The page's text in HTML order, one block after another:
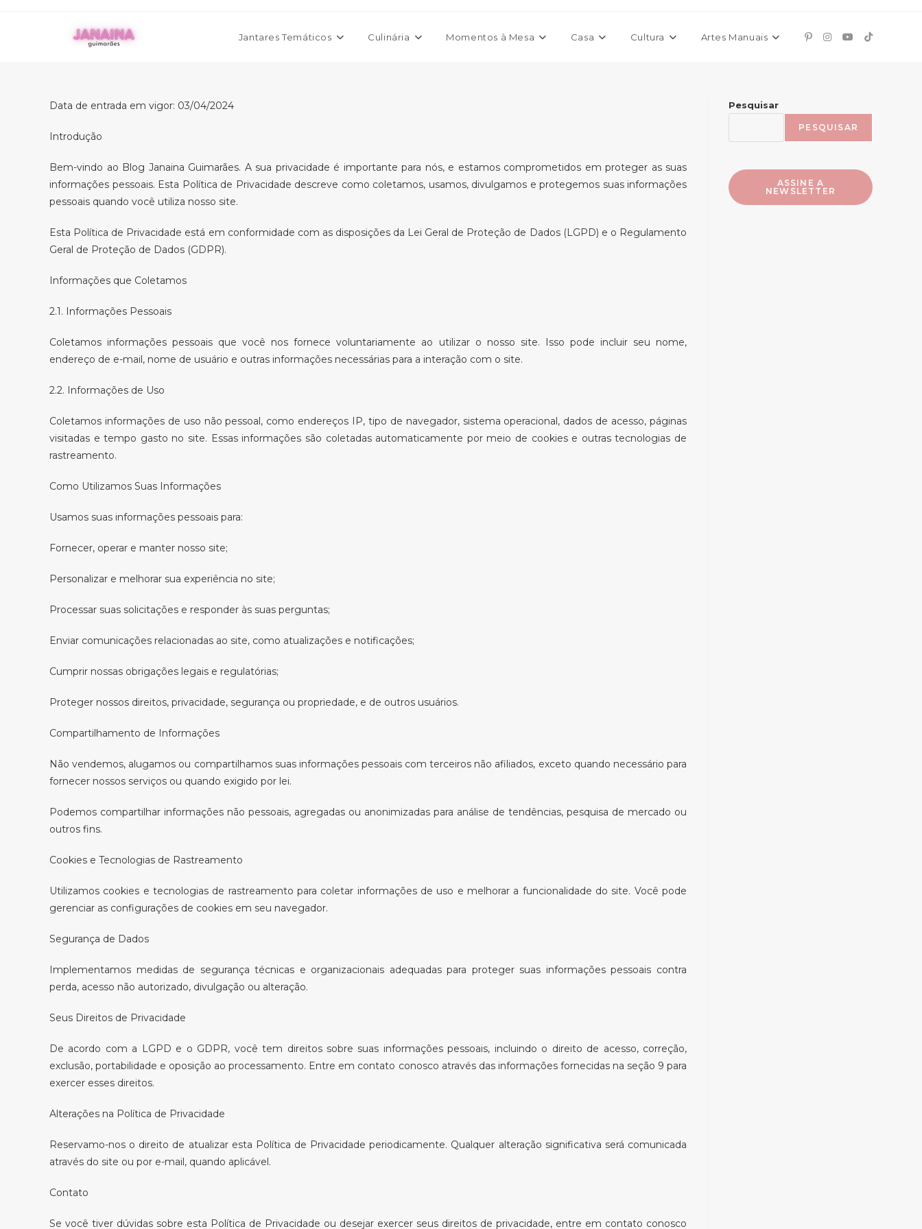
Jantares Temáticos Culinária Momentos à Mesa Casa Cultura Artes Manuais
Data de entrada em vigor: 03/04/2024
Introdução
Bem-vindo ao Blog Janaina Guimarães. A sua privacidade é importante para nós, e estamos comprometidos em proteger as suas
informações pessoais. Esta Política de Privacidade descreve como coletamos, usamos, divulgamos e protegemos suas informações
pessoais quando você utiliza nosso site.
Esta Política de Privacidade está em conformidade com as disposições da Lei Geral de Proteção de Dados (LGPD) e o Regulamento
Geral de Proteção de Dados (GDPR).
Informações que Coletamos
2.1. Informações Pessoais
Coletamos informações pessoais que você nos fornece voluntariamente ao utilizar o nosso site. Isso pode incluir seu nome,
endereço de e-mail, nome de usuário e outras informações necessárias para a interação com o site.
2.2. Informações de Uso
Coletamos informações de uso não pessoal, como endereços IP, tipo de navegador, sistema operacional, dados de acesso, páginas
visitadas e tempo gasto no site. Essas informações são coletadas automaticamente por meio de cookies e outras tecnologias de
rastreamento.
Como Utilizamos Suas Informações
Usamos suas informações pessoais para:
Fornecer, operar e manter nosso site;
Personalizar e melhorar sua experiência no site;
Processar suas solicitações e responder às suas perguntas;
Enviar comunicações relacionadas ao site, como atualizações e notificações;
Cumprir nossas obrigações legais e regulatórias;
Proteger nossos direitos, privacidade, segurança ou propriedade, e de outros usuários.
Compartilhamento de Informações
Não vendemos, alugamos ou compartilhamos suas informações pessoais com terceiros não afiliados, exceto quando necessário para
fornecer nossos serviços ou quando exigido por lei.
Podemos compartilhar informações não pessoais, agregadas ou anonimizadas para análise de tendências, pesquisa de mercado ou
outros fins.
Cookies e Tecnologias de Rastreamento
Utilizamos cookies e tecnologias de rastreamento para coletar informações de uso e melhorar a funcionalidade do site. Você pode
gerenciar as configurações de cookies em seu navegador.
Segurança de Dados
Implementamos medidas de segurança técnicas e organizacionais adequadas para proteger suas informações pessoais contra
perda, acesso não autorizado, divulgação ou alteração.
Seus Direitos de Privacidade
De acordo com a LGPD e o GDPR, você tem direitos sobre suas informações pessoais, incluindo o direito de acesso, correção,
exclusão, portabilidade e oposição ao processamento. Entre em contato conosco através das informações fornecidas na seção 9 para
exercer esses direitos.
Alterações na Política de Privacidade
Reservamo-nos o direito de atualizar esta Política de Privacidade periodicamente. Qualquer alteração significativa será comunicada
através do site ou por e-mail, quando aplicável.
Contato
Se você tiver dúvidas sobre esta Política de Privacidade ou desejar exercer seus direitos de privacidade, entre em contato conosco
Pesquisar
PESQUISAR
ASSINE A
NEWSLETTER